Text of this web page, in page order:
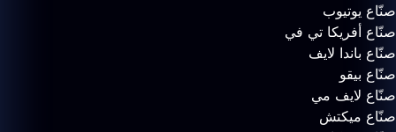
صنّاع يوتيوب
صنّاع أفريكا تي في
صنّاع باندا لايف
صنّاع بيقو
صنّاع لايف مي
صنّاع ميكتش